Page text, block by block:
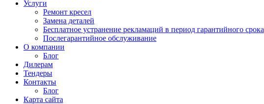
Услуги
Ремонт кресел
Замена деталей
Бесплатное устранение рекламаций в период гарантийного срока
Послегарантийное обслуживание
О компании
Блог
Дилерам
Тендеры
Контакты
Блог
Карта сайта